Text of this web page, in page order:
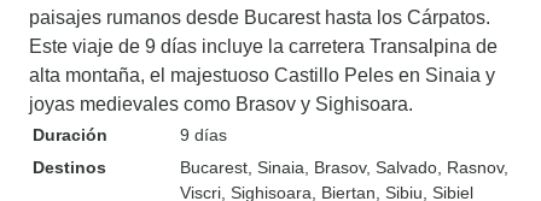
paisajes rumanos desde Bucarest hasta los Cárpatos.
Este viaje de 9 días incluye la carretera Transalpina de
alta montaña, el majestuoso Castillo Peles en Sinaia y
joyas medievales como Brasov y Sighisoara.
Duración
9 días
Destinos
Bucarest , Sinaia , Brasov, Salvado , Rasnov,
Viscri , Sighisoara , Biertan , Sibiu , Sibiel